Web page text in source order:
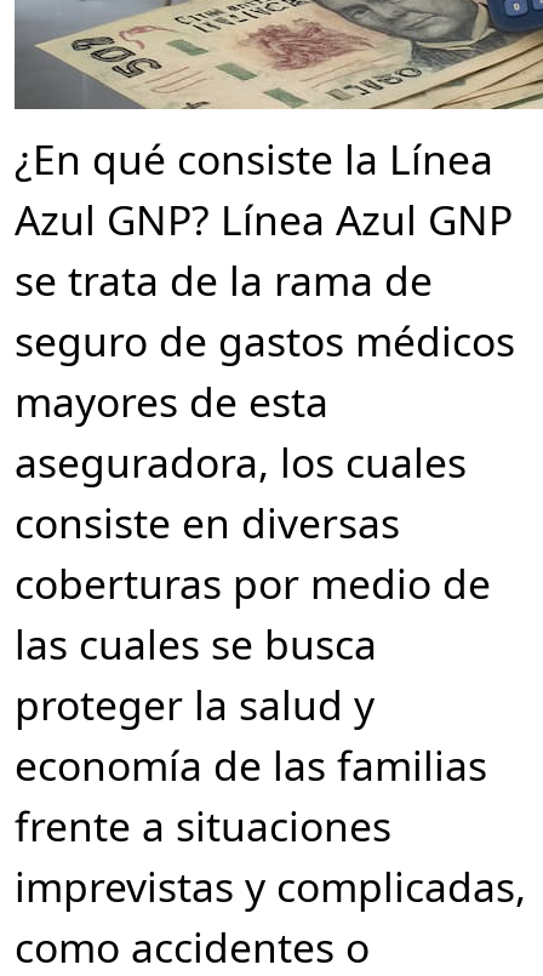
¿En qué consiste la Línea
Azul GNP? Línea Azul GNP
se trata de la rama de
seguro de gastos médicos
mayores de esta
aseguradora, los cuales
consiste en diversas
coberturas por medio de
las cuales se busca
proteger la salud y
economía de las familias
frente a situaciones
imprevistas y complicadas,
como accidentes o